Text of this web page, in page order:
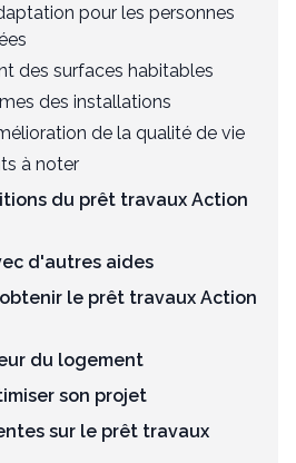
pour les personnes
des surfaces habitables
des installations
de la qualité de vie
à noter
du prêt travaux Action
d'autres aides
le prêt travaux Action
du logement
son projet
sur le prêt travaux